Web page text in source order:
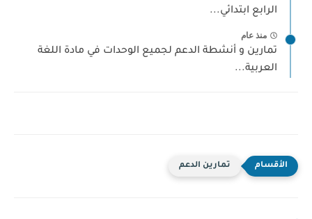
الرابع ابتدائي...
منذ عام
تمارين و أنشطة الدعم لجميع الوحدات في مادة اللغة
العربية...
تمارين الدعم